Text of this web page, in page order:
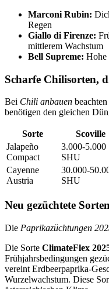
Marconi Rubin:
Regen
Giallo di Firenze:
mittlerem Wachstum
Bell Supreme: Hohe
Scharfe Chilisorten,
Bei Chili anbauen
benötigen den gleichen
Sorte Scoville
Jalapeño
Compact
3.000-5.000
SHU
Cayenne
Austria
30.000-
SHU
Neu gezüchtete
Die Paprikazüchtungen
Die Sorte ClimateFlex
Frühjahrsbedingungen
vereint Erdbeerpaprika-
Wurzelwachstum. Diese